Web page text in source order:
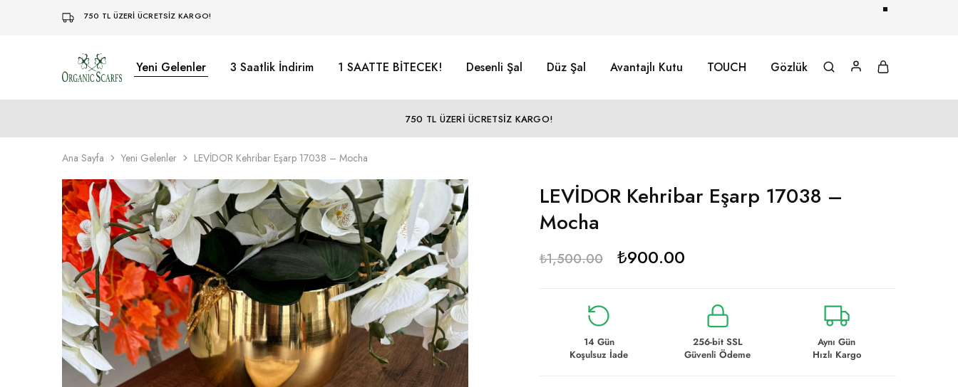
750 TL ÜZERİ ÜCRETSİZ KARGO!
Organikscarf Yeni Gelenler 3 Saatlik İndirim 1 SAATTE BİTECEK! Desenli Şal Düz Şal Avantajlı Kutu TOUCH Gözlük
750 TL ÜZERİ ÜCRETSİZ KARGO!
Ana Sayfa Yeni Gelenler LEVİDOR Kehribar Eşarp 17038 – Mocha
LEVİDOR Kehribar Eşarp 17038 –
Mocha
₺1,500.00 ₺900.00
14 Gün
Koşulsuz İade
256-bit SSL
Güvenli Ödeme
Aynı Gün
Hızlı Kargo